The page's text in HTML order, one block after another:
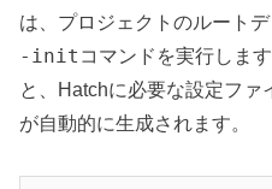
は、プロジェクトのルート
-init コマンドを実行しま
と、Hatchに必要な設定ファ
が自動的に生成されます。